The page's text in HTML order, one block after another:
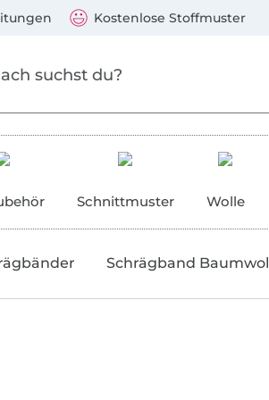
Kostenlose Stoffmuster
Schnittmuster Wolle
Schrägband
Mastercard, PayPal, Giropay,